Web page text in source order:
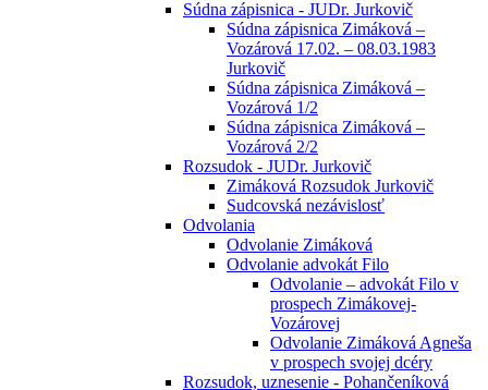
Súdna zápisnica - JUDr. Jurkovič
Súdna zápisnica Zimáková –
Vozárová 17.02. – 08.03.1983
Jurkovič
Súdna zápisnica Zimáková –
Vozárová 1/2
Súdna zápisnica Zimáková –
Vozárová 2/2
Rozsudok - JUDr. Jurkovič
Zimáková Rozsudok Jurkovič
Sudcovská nezávislosť
Odvolania
Odvolanie Zimáková
Odvolanie advokát Filo
Odvolanie – advokát Filo v
prospech Zimákovej-
Vozárovej
Odvolanie Zimáková Agneša
v prospech svojej dcéry
Rozsudok, uznesenie - Pohančeníková